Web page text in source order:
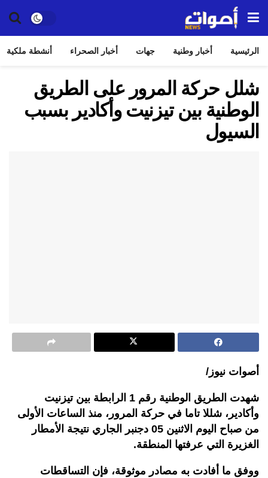
الرئيسية أخبار وطنية جهات أخبار الصحراء أنشطة ملكية
شلل حركة المرور على الطريق
الوطنية بين تيزنيت وأكادير بسبب
السيول
أصوات نيوز/
شهدت الطريق الوطنية رقم 1 الرابطة بين تيزنيت
وأكادير، شللا تاما في حركة المرور، منذ الساعات الأولى
من صباح اليوم الاثنين 05 دجنبر الجاري نتيجة الأمطار
الغزيرة التي عرفتها المنطقة.
ووفق ما أفادت به مصادر موثوقة، فإن التساقطات